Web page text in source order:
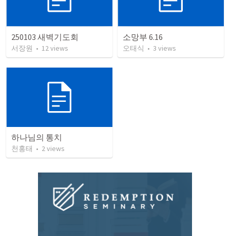
250103 새벽기도회
서장원 • 12views
소망부 6.16
오태식 • 3 views
하나님의 통치
천홍태 • 2views